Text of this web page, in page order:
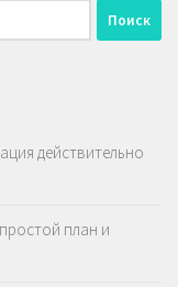
действительно
план и